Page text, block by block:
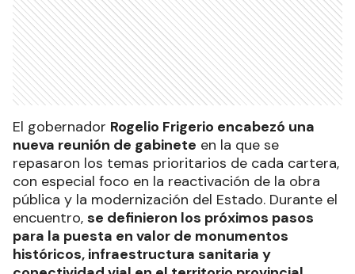
El gobernador Rogelio Frigerio encabezó una
nueva reunión de gabinete en la que se
repasaron los temas prioritarios de cada cartera,
con especial foco en la reactivación de la obra
pública y la modernización del Estado. Durante el
encuentro, se definieron los próximos pasos
para la puesta en valor de monumentos
históricos, infraestructura sanitaria y